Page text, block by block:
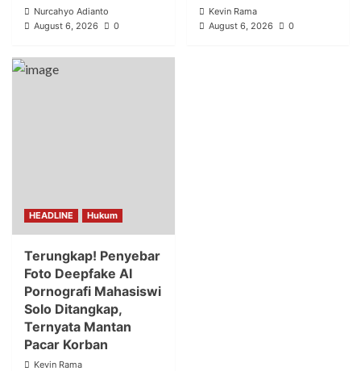
Nurcahyo Adianto
August 6, 2026
0
Kevin Rama
August 6, 2026
0
HEADLINE Hukum
Terungkap! Penyebar
Foto Deepfake AI
Pornografi Mahasiswi
Solo Ditangkap,
Ternyata Mantan
Pacar Korban
Kevin Rama